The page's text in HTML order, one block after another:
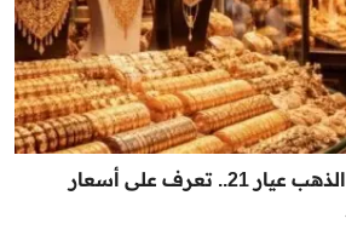
ارتفاع جديد في سعر الذهب عيار 21.. تعرف على أسعار